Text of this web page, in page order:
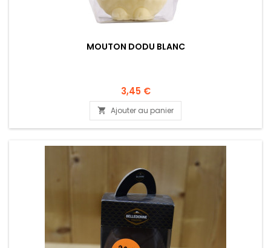
MOUTON DODU BLANC
3,45 €
 Ajouter au panier